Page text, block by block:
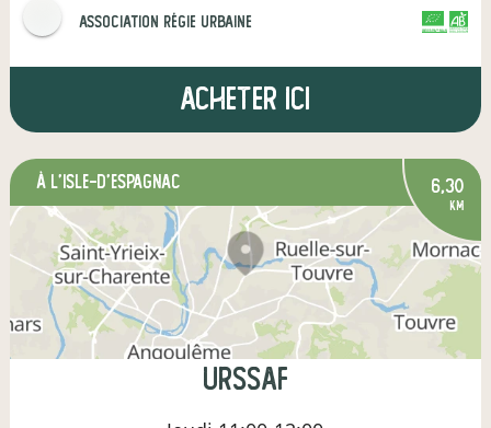
Association Régie Urbaine
Acheter ici
à L'Isle-d'Espagnac 6,30
km
URSSAF